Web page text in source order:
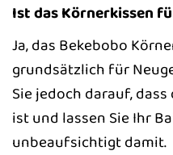
Ist das Körnerkissen
Ja, das Bekebobo
grundsätzlich für
Sie jedoch darauf,
ist und lassen Sie Ihr
unbeaufsichtigt damit.